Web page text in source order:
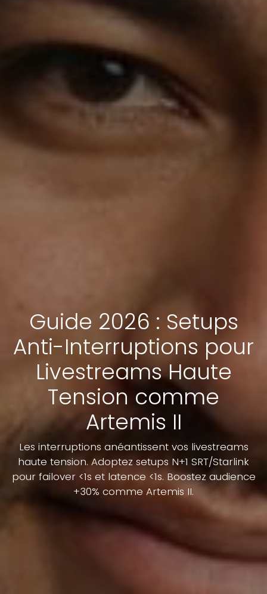
Guide 2026 : Setups
Anti-Interruptions pour
Livestreams Haute
Tension comme
Artemis II
Les interruptions anéantissent vos livestreams
haute tension. Adoptez setups N+1 SRT/Starlink
pour failover <1s et latence <1s. Boostez audience
+30% comme Artemis II.